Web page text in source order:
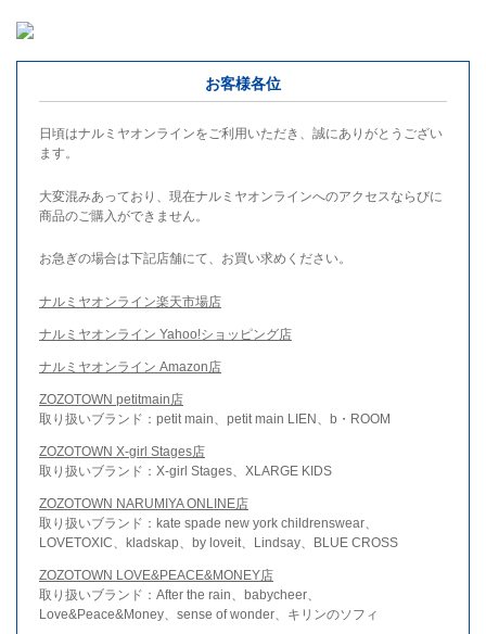
お客様各位
日頃はナルミヤオンラインをご利用いただき、誠にありがとうござい
ます。
大変混みあっており、現在ナルミヤオンラインへのアクセスならびに
商品のご購入ができません。
お急ぎの場合は下記店舗にて、お買い求めください。
ナルミヤオンライン楽天市場店
ナルミヤオンライン Yahoo!ショッピング店
ナルミヤオンライン Amazon店
ZOZOTOWN petitmain店
取り扱いブランド：petit main、petit main LIEN、b・ROOM
ZOZOTOWN X-girl Stages店
取り扱いブランド：X-girl Stages、XLARGE KIDS
ZOZOTOWN NARUMIYA ONLINE店
取り扱いブランド：kate spade new york childrenswear、
LOVETOXIC、kladskap、by loveit、Lindsay、BLUE CROSS
ZOZOTOWN LOVE&PEACE&MONEY店
取り扱いブランド：After the rain、babycheer、
Love&Peace&Money、sense of wonder、キリンのソフィ